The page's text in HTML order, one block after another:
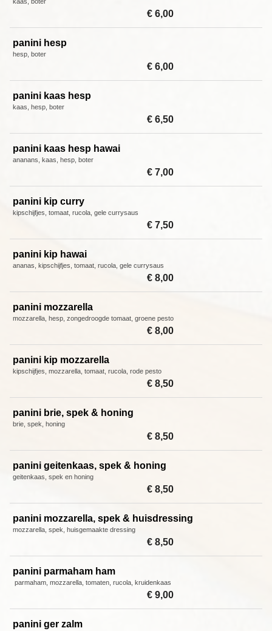
€ 6,00
panini hesp
hesp, boter
€ 6,00
panini kaas hesp
kaas, hesp, boter
€ 6,50
panini kaas hesp hawai
ananans, kaas, hesp, boter
€ 7,00
panini kip curry
kipschijfjes, tomaat, rucola, gele currysaus
€ 7,50
panini kip hawai
ananas, kipschijfjes, tomaat, rucola, gele currysaus
€ 8,00
panini mozzarella
mozzarella, hesp, zongedroogde tomaat, groene pesto
€ 8,00
panini kip mozzarella
kipschijfjes, mozzarella, tomaat, rucola, rode pesto
€ 8,50
panini brie, spek & honing
brie, spek, honing
€ 8,50
panini geitenkaas, spek & honing
geitenkaas, spek en honing
€ 8,50
panini mozzarella, spek & huisdressing
mozzarella, spek, huisgemaakte dressing
€ 8,50
panini parmaham ham
parmaham, mozzarella, tomaten, rucola, kruidenkaas
€ 9,00
panini ger zalm